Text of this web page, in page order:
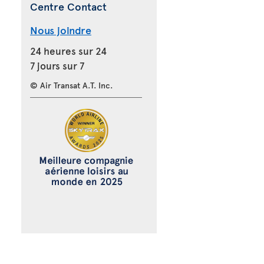
Centre Contact
Nous joindre
24 heures sur 24
7 jours sur 7
© Air Transat A.T. Inc.